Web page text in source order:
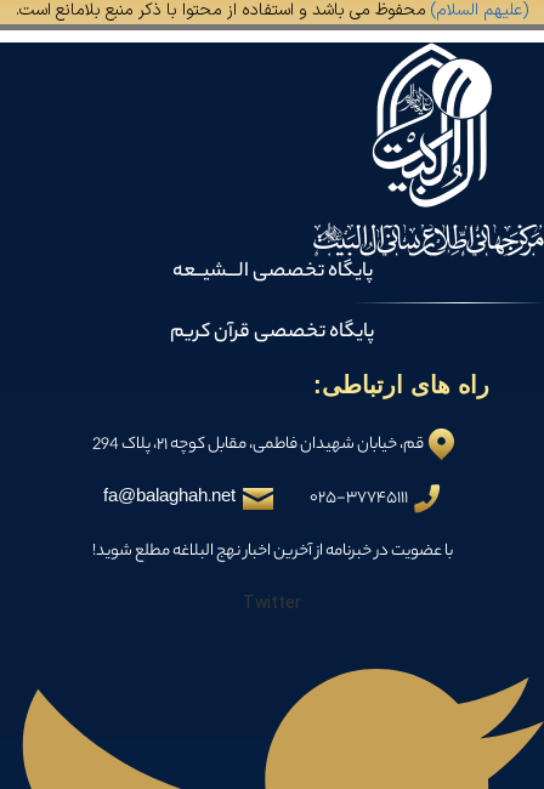
(علیهم السلام) محفوظ می باشد و استفاده از محتوا با ذکر منبع بلامانع است.
پایگاه تخصصی الـــشیــعه
پایگاه تخصصی قرآن کریم
راه های ارتباطی:
قم، خیابان شهیدان فاطمی، مقابل کوچه ۲۱، پلاک 294
۰۲۵-۳۷۷۴۵۱۱۱
fa@balaghah.net
با عضویت در خبرنامه از آخرین اخبار نهج البلاغه مطلع شوید!
Twitter